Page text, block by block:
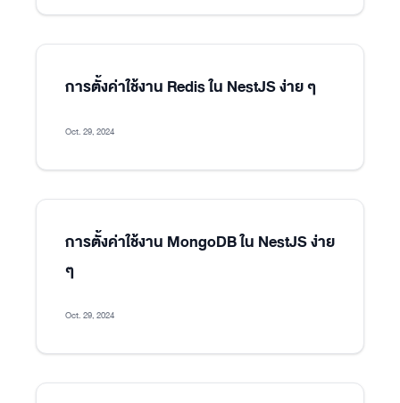
การตั้งค่าใช้งาน Redis ใน NestJS ง่าย ๆ
Oct. 29, 2024
การตั้งค่าใช้งาน MongoDB ใน NestJS ง่าย
ๆ
Oct. 29, 2024